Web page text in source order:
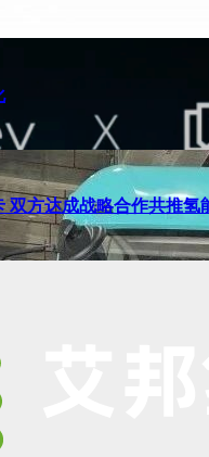
方达成战略合作共推氢